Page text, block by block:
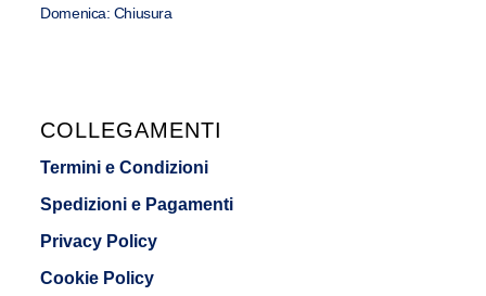
Domenica: Chiusura
COLLEGAMENTI
Termini e Condizioni
Spedizioni e Pagamenti
Privacy Policy
Cookie Policy